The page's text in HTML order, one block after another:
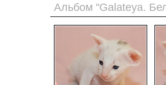
Альбом "Galateya.